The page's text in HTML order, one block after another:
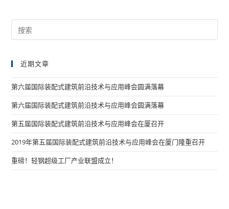
近期文章
第六届国际装配式建筑前沿技术与应用峰会圆满落幕
第六届国际装配式建筑前沿技术与应用峰会圆满落幕
第五届国际装配式建筑前沿技术与应用峰会在厦召开
2019年第五届国际装配式建筑前沿技术与应用峰会在厦门隆重召开
重磅！轻钢超级工厂产业联盟成立！